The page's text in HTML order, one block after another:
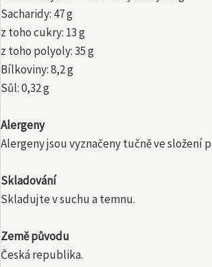
Sacharidy: 47 g
z toho cukry: 13 g
z toho polyoly: 35 g
Bílkoviny: 8,2 g
Sůl: 0,32 g
Alergeny
Alergeny jsou vyznačeny tučně ve
Skladování
Skladujte v suchu a temnu.
Země původu
Česká republika.